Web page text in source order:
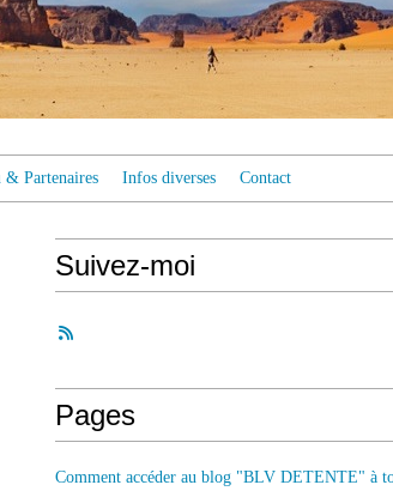
& Partenaires Infos diverses Contact
Suivez-moi
Pages
Comment accéder au blog "BLV DETENTE" à